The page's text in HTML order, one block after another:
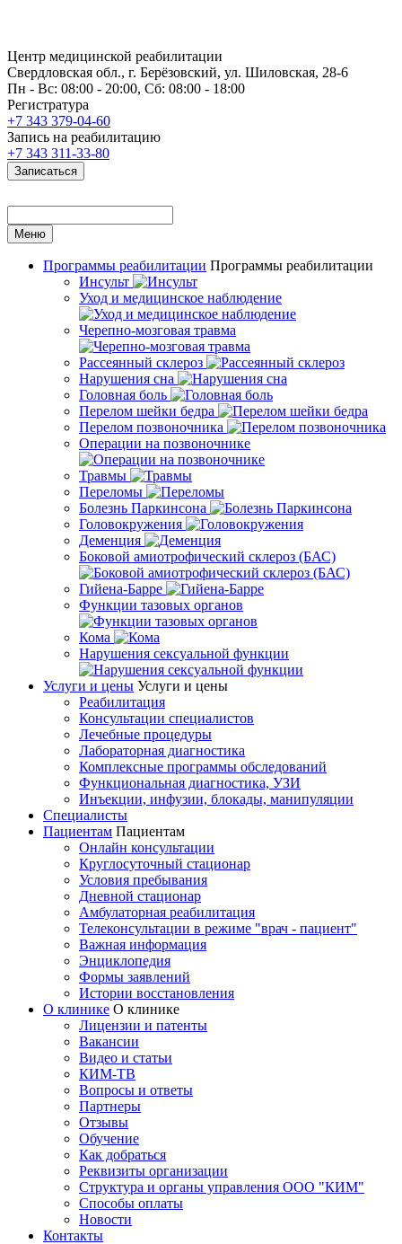
Центр медицинской реабилитации
Свердловская обл., г. Берёзовский, ул. Шиловская, 28-6
Пн - Вс: 08:00 - 20:00, Сб: 08:00 - 18:00
Регистратура
+7 343 379-04-60
Запись на реабилитацию
+7 343 311-33-80
Записаться
Меню
Программы реабилитации Программы реабилитации
Инсульт
Уход и медицинское наблюдение
Черепно-мозговая травма
Рассеянный склероз
Нарушения сна
Головная боль
Перелом шейки бедра
Перелом позвоночника
Операции на позвоночнике
Травмы
Переломы
Болезнь Паркинсона
Головокружения
Деменция
Боковой амиотрофический склероз (БАС)
Гийена-Барре
Функции тазовых органов
Кома
Нарушения сексуальной функции
Услуги и цены Услуги и цены
Реабилитация
Консультации специалистов
Лечебные процедуры
Лабораторная диагностика
Комплексные программы обследований
Функциональная диагностика, УЗИ
Инъекции, инфузии, блокады, манипуляции
Специалисты
Пациентам Пациентам
Онлайн консультации
Круглосуточный стационар
Условия пребывания
Дневной стационар
Амбулаторная реабилитация
Телеконсультации в режиме "врач - пациент"
Важная информация
Энциклопедия
Формы заявлений
Истории восстановления
О клинике О клинике
Лицензии и патенты
Вакансии
Видео и статьи
КИМ-ТВ
Вопросы и ответы
Партнеры
Отзывы
Обучение
Как добраться
Реквизиты организации
Структура и органы управления ООО "КИМ"
Способы оплаты
Новости
Контакты